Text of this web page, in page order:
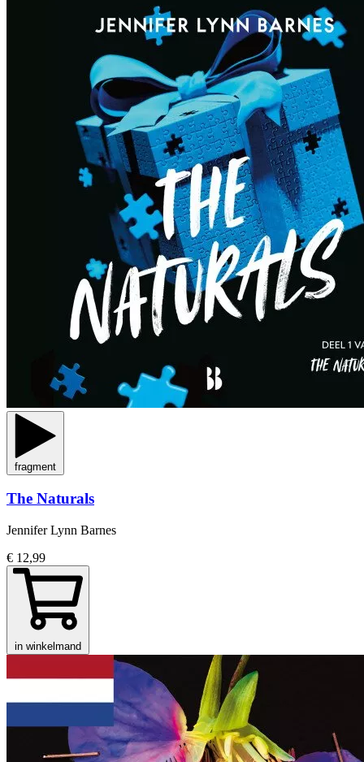
fragment
The Naturals
Jennifer Lynn Barnes
€ 12,99
in winkelmand